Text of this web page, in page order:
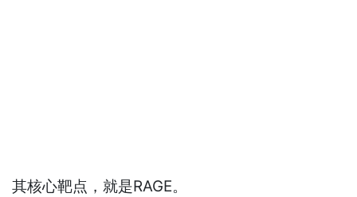
其核心靶点，就是RAGE。